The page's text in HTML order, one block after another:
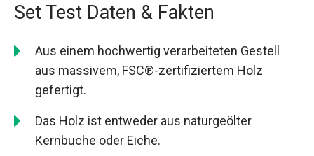
Set Test Daten & Fakten
Aus einem hochwertig verarbeiteten Gestell
aus massivem, FSC®-zertifiziertem Holz
gefertigt.
Das Holz ist entweder aus naturgeölter
Kernbuche oder Eiche.